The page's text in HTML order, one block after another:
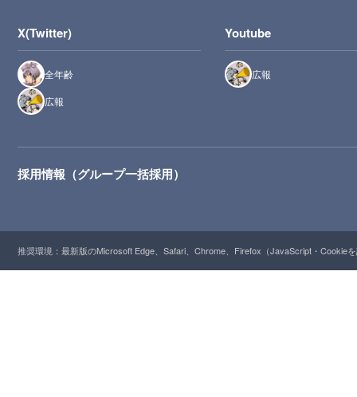
X(Twitter)
全年齢
広報
Youtube
広報
採用情報（グループ一括採用）
推奨環境：最新版のMicrosoft Edge、Safari、Chrome、Firefox（JavaScript・Cookie